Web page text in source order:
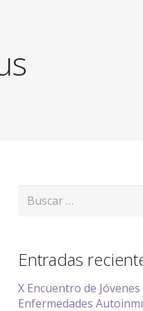
Buscar:
Entradas
X Encuentro de
Enfermedades